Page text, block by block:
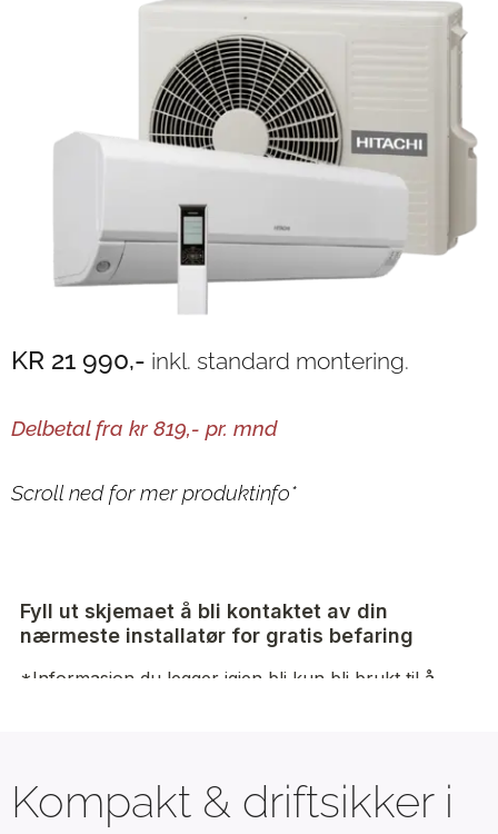
KR 21 990,- inkl. standard montering.
Delbetal fra kr 819,- pr. mnd
Scroll ned for mer produktinfo*
Kompakt & driftsikker i